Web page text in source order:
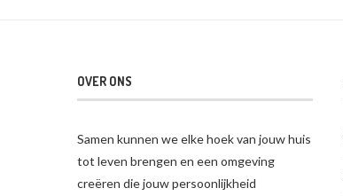
OVER ONS
Samen kunnen we elke hoek van jouw huis
tot leven brengen en een omgeving
creëren die jouw persoonlijkheid